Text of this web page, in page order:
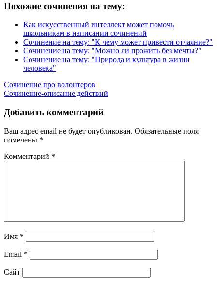
Похожие сочинения на тему:
Как искусственный интеллект может помочь
школьникам в написании сочинений
Сочинение на тему: "К чему может привести отчаяние?"
Сочинение на тему: "Можно ли прожить без мечты?"
Сочинение на тему: "Природа и культура в жизни
человека"
Навигация
по
записям
Сочинение про волонтеров
Сочинение-описание действий
Добавить комментарий
Ваш адрес email не будет опубликован. Обязательные поля
помечены *
Комментарий *
Имя *
Email *
Сайт